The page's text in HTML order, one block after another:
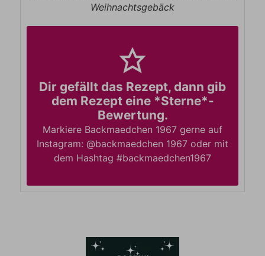
Weihnachtsgebäck
Dir gefällt das Rezept, dann gib
dem Rezept eine *Sterne*-
Bewertung.
Markiere Backmaedchen 1967 gerne auf
Instagram: @backmaedchen 1967 oder mit
dem Hashtag #backmaedchen1967